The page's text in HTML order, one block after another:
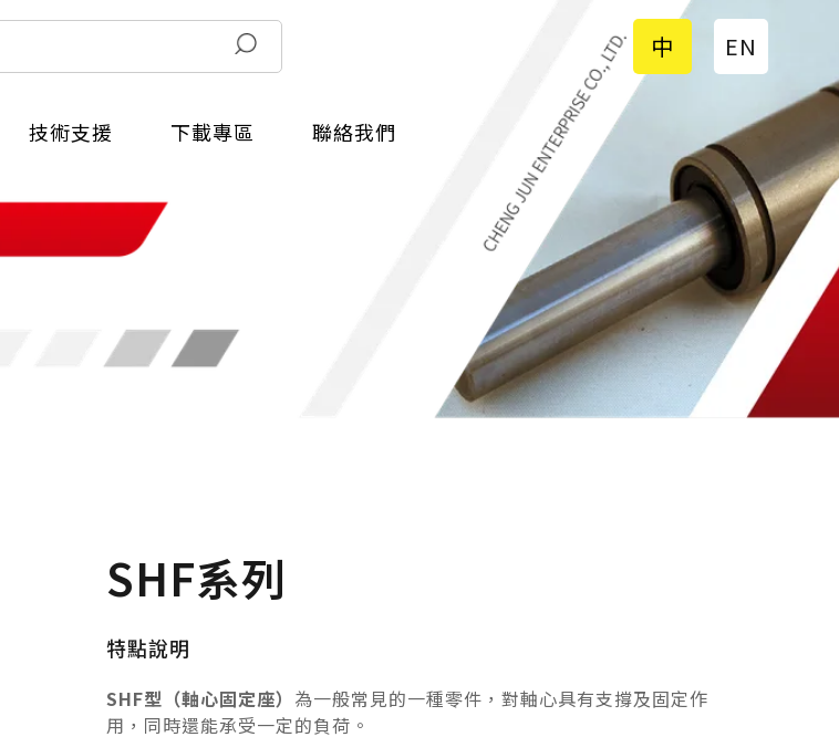
搜尋 TW EN
技術支援 下載專區 聯絡我們
SHF系列
特點說明
SHF型（軸心固定座） 為一般常見的一種零件，對軸心具有支撐及固定作
用，同時還能承受一定的負荷。